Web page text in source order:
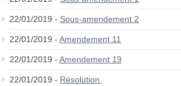
22/01/2019 - Sous-amendement 2
22/01/2019 - Amendement 11
22/01/2019 - Amendement 19
22/01/2019 - Résolution